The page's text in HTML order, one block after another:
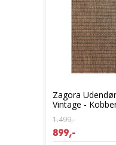
Zagora
Vintage -
1.499,-
899,-